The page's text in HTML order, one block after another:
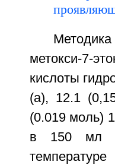
метокси-7-
кислоты
(a), 12.1
(0.019 моль)
в 150 мл